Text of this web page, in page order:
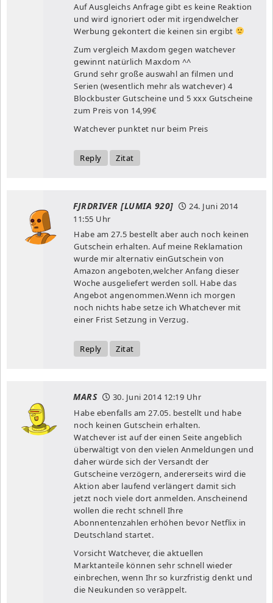
Auf Ausgleichs Anfrage gibt es keine Reaktion
und wird ignoriert oder mit irgendwelcher
Werbung gekontert die keinen sin ergibt
Zum vergleich Maxdom gegen watchever
gewinnt natürlich Maxdom ^^
Grund sehr große auswahl an filmen und
Serien (wesentlich mehr als watchever) 4
Blockbuster Gutscheine und 5 xxx Gutscheine
zum Preis von 14,99€
Watchever punktet nur beim Preis
Reply Zitat
FJRDRIVER [LUMIA 920]
24. Juni 2014
11:55 Uhr
Habe am 27.5 bestellt aber auch noch keinen
Gutschein erhalten. Auf meine Reklamation
wurde mir alternativ einGutschein von
Amazon angeboten,welcher Anfang dieser
Woche ausgeliefert werden soll. Habe das
Angebot angenommen.Wenn ich morgen
noch nichts habe setze ich Whatchever mit
einer Frist Setzung in Verzug.
Reply Zitat
MARS 30. Juni 201412:19 Uhr
Habe ebenfalls am 27.05. bestellt und habe
noch keinen Gutschein erhalten.
Watchever ist auf der einen Seite angeblich
überwältigt von den vielen Anmeldungen und
daher würde sich der Versandt der
Gutscheine verzögern, andererseits wird die
Aktion aber laufend verlängert damit sich
jetzt noch viele dort anmelden. Anscheinend
wollen die recht schnell Ihre
Abonnentenzahlen erhöhen bevor Netflix in
Deutschland startet.
Vorsicht Watchever, die aktuellen
Marktanteile können sehr schnell wieder
einbrechen, wenn Ihr so kurzfristig denkt und
die Neukunden so veräppelt.